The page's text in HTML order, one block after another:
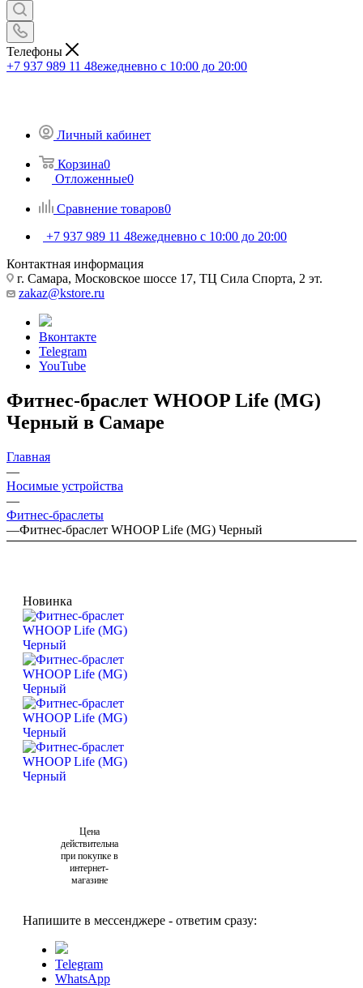
Телефоны
+7 937 989 11 48ежедневно с 10:00 до 20:00
Личный кабинет
Корзина0
Отложенные0
Сравнение товаров0
+7 937 989 11 48ежедневно с 10:00 до 20:00
Контактная информация
г. Самара, Московское шоссе 17, ТЦ Сила Спорта, 2 эт.
zakaz@kstore.ru
Вконтакте
Telegram
YouTube
Фитнес-браслет WHOOP Life (MG)
Черный в Самаре
Главная
—
Носимые устройства
—
Фитнес-браслеты
—Фитнес-браслет WHOOP Life (MG) Черный
Новинка
Цена
действительна
при покупке в
интернет-
магазине
Напишите в мессенджере - ответим сразу:
Telegram
WhatsApp